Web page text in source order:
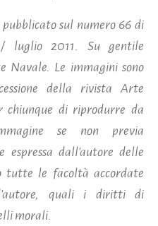
sul numero 66 di
luglio 2011. Su gentile
Navale. Le immagini sono
della rivista Arte
di riprodurre da
se non previa
espressa dall'autore delle
tutte le facoltà accordate
quali i diritti di
morali.